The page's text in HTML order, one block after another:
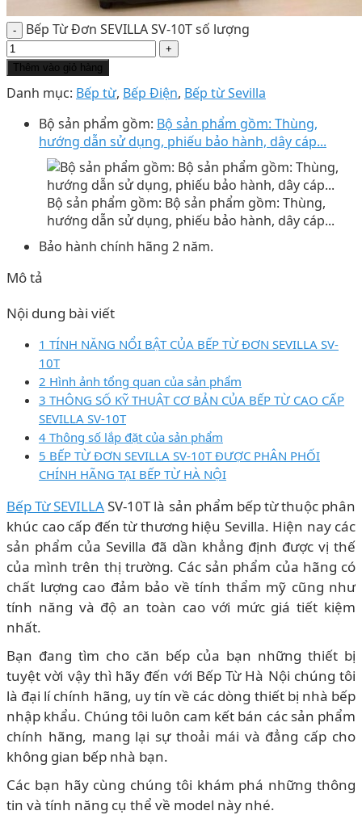
Bếp Từ Đơn SEVILLA SV-10T số lượng
Thêm vào giỏ hàng
Danh mục: Bếp từ, Bếp Điện, Bếp từ Sevilla
Bộ sản phẩm gồm: Bộ sản phẩm gồm: Thùng,
hướng dẫn sử dụng, phiếu bảo hành, dây cáp...
Bộ sản phẩm gồm: Bộ sản phẩm gồm: Thùng,
hướng dẫn sử dụng, phiếu bảo hành, dây cáp...
Bảo hành chính hãng 2 năm.
Mô tả
Nội dung bài viết
1 TÍNH NĂNG NỔI BẬT CỦA BẾP TỪ ĐƠN SEVILLA SV-
10T
2 Hình ảnh tổng quan của sản phẩm
3 THÔNG SỐ KỸ THUẬT CƠ BẢN CỦA BẾP TỪ CAO CẤP
SEVILLA SV-10T
4 Thông số lắp đặt của sản phẩm
5 BẾP TỪ ĐƠN SEVILLA SV-10T ĐƯỢC PHÂN PHỐI
CHÍNH HÃNG TẠI BẾP TỪ HÀ NỘI
Bếp Từ SEVILLASV-10T là sản phẩm bếp từ thuộc phân
khúc cao cấp đến từ thương hiệu Sevilla. Hiện nay các
sản phẩm của Sevilla đã dần khẳng định được vị thế
của mình trên thị trường. Các sản phẩm của hãng có
chất lượng cao đảm bảo về tính thẩm mỹ cũng như
tính năng và độ an toàn cao với mức giá tiết kiệm
nhất.
Bạn đang tìm cho căn bếp của bạn những thiết bị
tuyệt vời vậy thì hãy đến với Bếp Từ Hà Nội chúng tôi
là đại lí chính hãng, uy tín về các dòng thiết bị nhà bếp
nhập khẩu. Chúng tôi luôn cam kết bán các sản phẩm
chính hãng, mang lại sự thoải mái và đẳng cấp cho
không gian bếp nhà bạn.
Các bạn hãy cùng chúng tôi khám phá những thông
tin và tính năng cụ thể về model này nhé.